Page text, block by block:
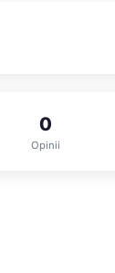
0
Opinii